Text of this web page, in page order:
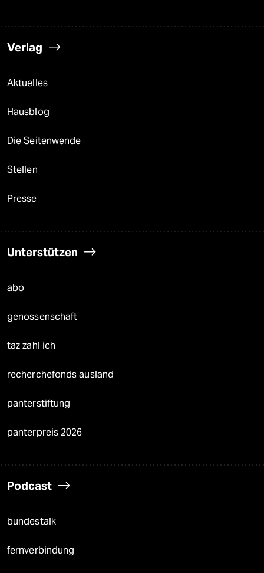
Verlag
Aktuelles
Hausblog
Die Seitenwende
Stellen
Presse
Unterstützen
abo
genossenschaft
taz zahl ich
recherchefonds ausland
panterstiftung
panterpreis 2026
Podcast
bundestalk
fernverbindung